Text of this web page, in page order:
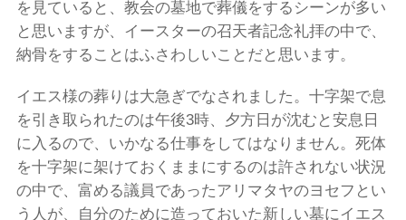
を見ていると、教会の墓地で葬儀をするシーンが多い
と思いますが、イースターの召天者記念礼拝の中で、
納骨をすることはふさわしいことだと思います。
イエス様の葬りは大急ぎでなされました。十字架で息
を引き取られたのは午後3時、夕方日が沈むと安息日
に入るので、いかなる仕事をしてはなりません。死体
を十字架に架けておくままにするのは許されない状況
の中で、富める議員であったアリマタヤのヨセフとい
う人が、自分のために造っておいた新しい墓にイエス